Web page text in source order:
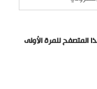
المتصفح للمرة الأولى